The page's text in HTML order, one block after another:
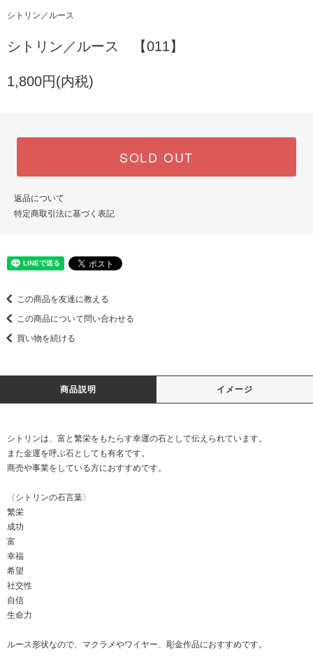
シトリン／ルース
シトリン／ルース 【011】
1,800円(内税)
SOLD OUT
返品について
特定商取引法に基づく表記
この商品を友達に教える
この商品について問い合わせる
買い物を続ける
商品説明 イメージ
シトリンは、富と繁栄をもたらす幸運の石として伝えられています。
また金運を呼ぶ石としても有名です。
商売や事業をしている方におすすめです。
〈シトリンの石言葉〉
繁栄
成功
富
幸福
希望
社交性
自信
生命力
ルース形状なので、マクラメやワイヤー、彫金作品におすすめです。